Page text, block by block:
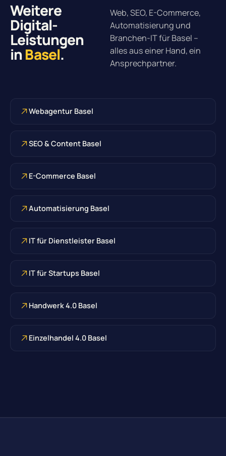
Weitere
Digital-
Leistungen
inBasel.
Web, SEO, E-Commerce,
Automatisierung und
Branchen-IT für Basel –
alles aus einer Hand, ein
Ansprechpartner.
Webagentur Basel
SEO & Content Basel
E-Commerce Basel
Automatisierung Basel
IT für Dienstleister Basel
IT für Startups Basel
Handwerk 4.0 Basel
Einzelhandel 4.0 Basel